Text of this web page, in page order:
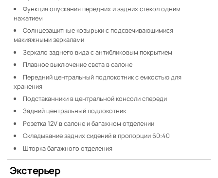
Функция опускания передних и задних стекол одним
нажатием
Солнцезащитные козырьки с подсвечивающимися
макияжными зеркалами
Зеркало заднего вида с антибликовым покрытием
Плавное выключение света в салоне
Передний центральный подлокотник с емкостью для
хранения
Подстаканники в центральной консоли спереди
Задний центральный подлокотник
Розетка 12V в салоне и багажном отделении
Складывание задних сидений в пропорции 60:40
Шторка багажного отделения
Экстерьер